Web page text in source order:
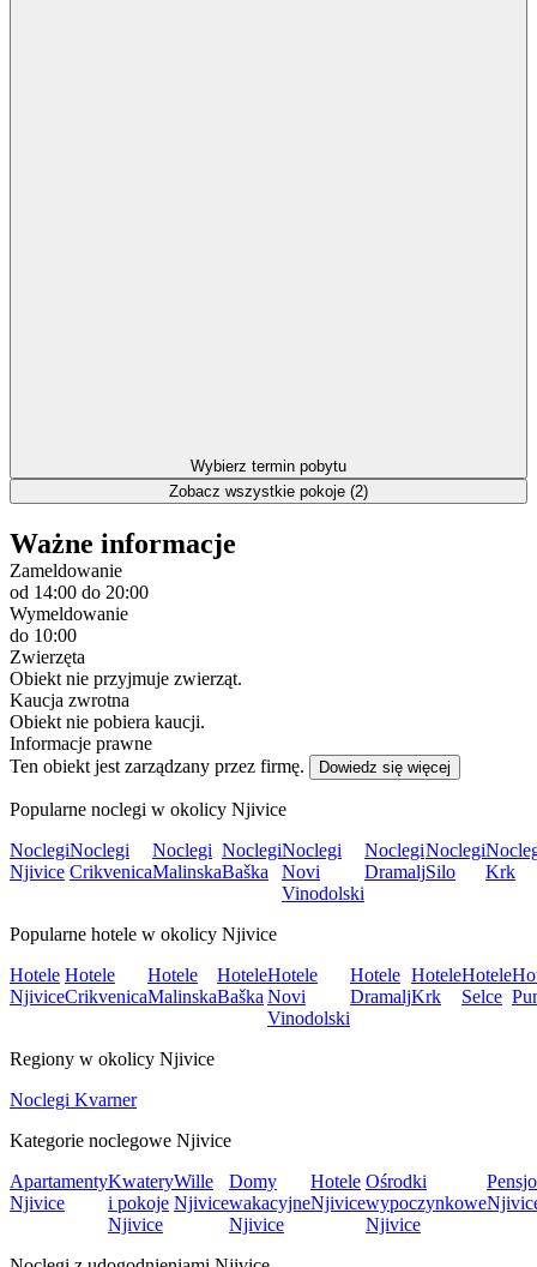
Wybierz termin pobytu
Zobacz wszystkie pokoje (2)
Ważne informacje
Zameldowanie
od 14:00 do 20:00
Wymeldowanie
do 10:00
Zwierzęta
Obiekt nie przyjmuje zwierząt.
Kaucja zwrotna
Obiekt nie pobiera kaucji.
Informacje prawne
Ten obiekt jest zarządzany przez firmę.
Dowiedz się więcej
Popularne noclegi w okolicy Njivice
Noclegi
Njivice
Noclegi
Crikvenica
Noclegi
Malinska
Noclegi
Baška
Noclegi
Novi
Vinodolski
Noclegi
Dramalj
Noclegi
Silo
Krk
Popularne hotele w okolicy Njivice
Hotele
Njivice
Hotele
Crikvenica
Hotele
Malinska
Hotele
Baška
Hotele
Novi
Vinodolski
Hotele
Dramalj
Hotele
Krk
Hotele
Selce
Regiony w okolicy Njivice
Noclegi Kvarner
Kategorie noclegowe Njivice
Apartamenty
Njivice
Kwatery
i pokoje
Njivice
Wille
Njivice
Domy
wakacyjne
Njivice
Hotele
Njivice
Ośrodki
wypoczynkowe
Njivice